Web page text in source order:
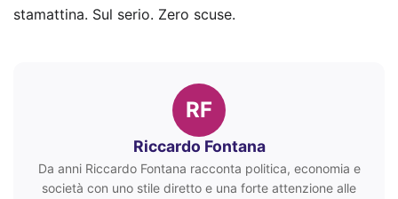
stamattina. Sul serio. Zero scuse.
RF
Riccardo Fontana
Da anni Riccardo Fontana racconta politica, economia e
società con uno stile diretto e una forte attenzione alle